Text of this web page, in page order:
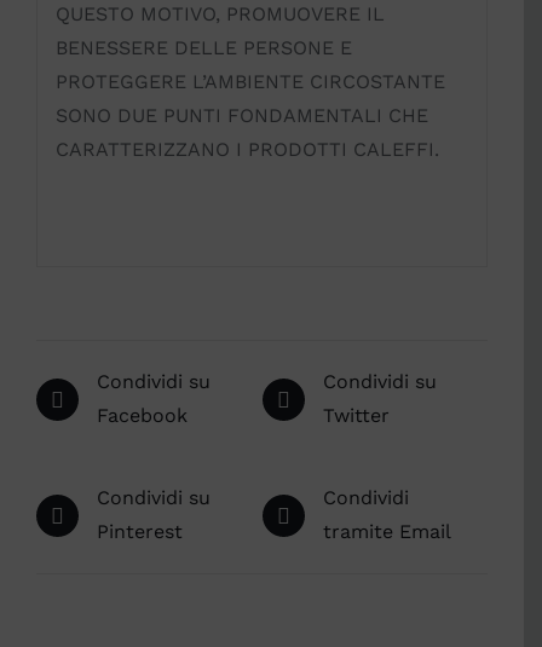
QUESTO MOTIVO, PROMUOVERE IL
BENESSERE DELLE PERSONE E
PROTEGGERE L’AMBIENTE CIRCOSTANTE
SONO DUE PUNTI FONDAMENTALI CHE
CARATTERIZZANO I PRODOTTI CALEFFI.
Condividi su
Facebook
Condividi su
Twitter
Condividi su
Pinterest
Condividi
tramite Email